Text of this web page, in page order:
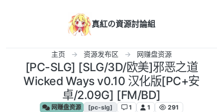
真紅の資源討論組
主页 资源发布区 网赚盘资源
[PC-SLG] [SLG/3D/欧美]邪恶之道
Wicked Ways v0.10 汉化版[PC+安
卓/2.09G] [FM/BD]
网赚盘资源 [pc-slg] 1 1 291